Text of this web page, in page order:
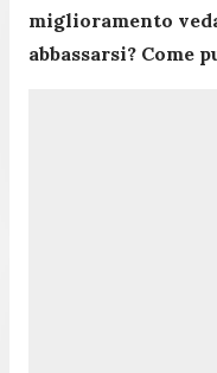
miglioramento
abbassarsi? Come